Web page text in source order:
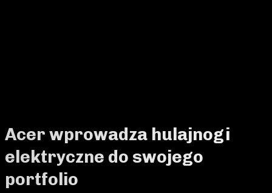
Acer wprowadza hulajnogi
elektryczne do swojego
portfolio